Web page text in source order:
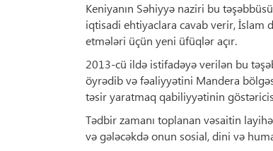
Keniyanın Səhiyyə naziri bu
iqtisadi ehtiyaclara cavab verir, İslam
etmələri üçün yeni üfüqlər açır.
2013-cü ildə istifadəyə verilən bu
öyrədib və fəaliyyətini Mandera
təsir yaratmaq qabiliyyətinin
Tədbir zamanı toplanan vəsaitin
və gələcəkdə onun sosial, dini və